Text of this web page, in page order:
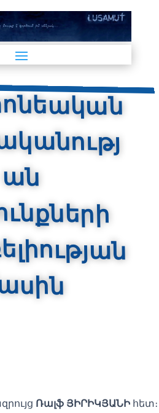
ան
Ռալֆ ՅԻՐԻԿՅԱՆԻհետ։